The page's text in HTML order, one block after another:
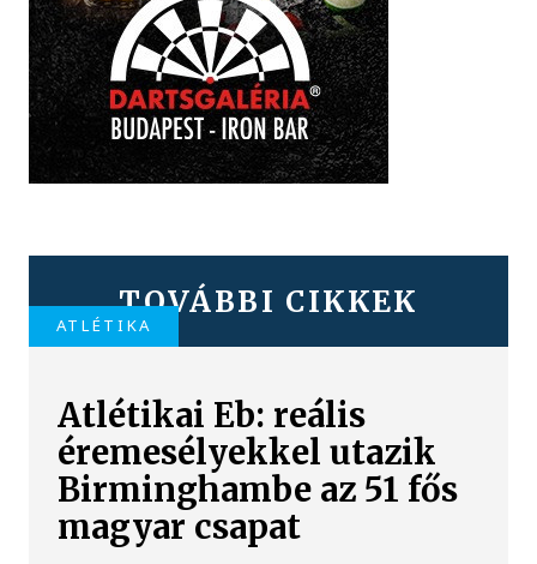
TOVÁBBI CIKKEK
ATLÉTIKA
Atlétikai Eb: reális
éremesélyekkel utazik
Birminghambe az 51 fős
magyar csapat